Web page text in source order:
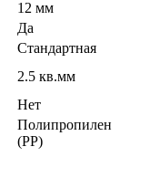
12 мм
Да
Стандартная
2.5 кв.мм
Нет
Полипропилен
(PP)